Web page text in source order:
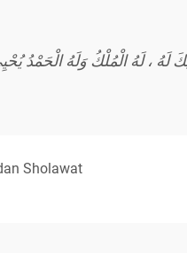
لَهُ ، لَهُ الْمُلْكُ وَلَهُ
Sholawat